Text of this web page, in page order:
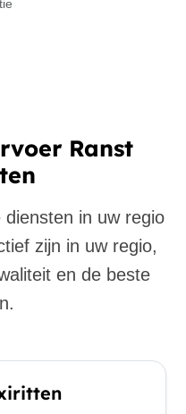
Ranst
in uw regio
zijn in uw regio,
en de beste